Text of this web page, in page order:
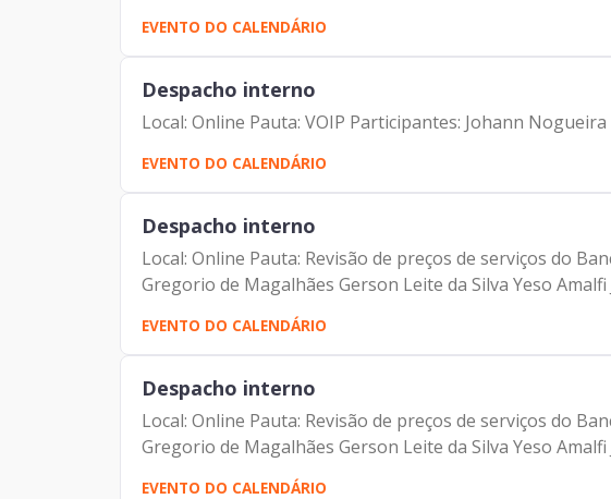
EVENTO DO CALENDÁRIO
Despacho interno
Local: Online Pauta: VOIP Participantes: Johann
EVENTO DO CALENDÁRIO
Despacho interno
Local: Online Pauta: Revisão de preços de serviços do
Gregorio de Magalhães Gerson Leite da Silva Yeso
EVENTO DO CALENDÁRIO
Despacho interno
Local: Online Pauta: Revisão de preços de serviços do
Gregorio de Magalhães Gerson Leite da Silva Yeso
EVENTO DO CALENDÁRIO